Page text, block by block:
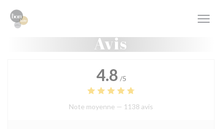
Avis
4.8 /5
Note moyenne — 1138 avis